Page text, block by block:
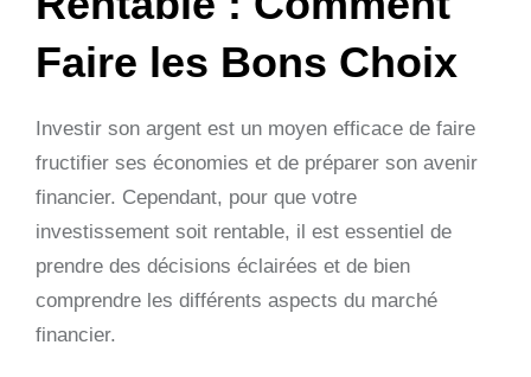
Faire les Bons Choix
Investir son argent est un moyen efficace de faire
fructifier ses économies et de préparer son avenir
financier. Cependant, pour que votre
investissement soit rentable, il est essentiel de
prendre des décisions éclairées et de bien
comprendre les différents aspects du marché
financier.